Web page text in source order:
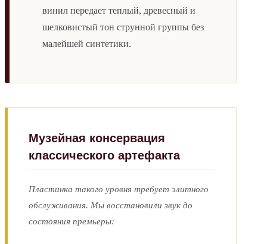
винил передает теплый, древесный и
шелковистый тон струнной группы без
малейшей синтетики.
Музейная консервация
классического артефакта
Пластинка такого уровня требует элитного
обслуживания. Мы восстановили звук до
состояния премьеры: